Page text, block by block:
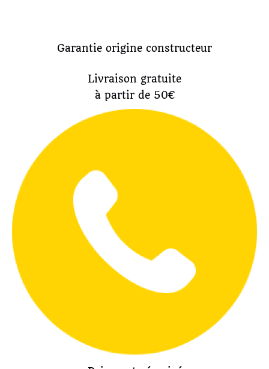
Garantie origine constructeur
Livraison gratuite
à partir de 50€